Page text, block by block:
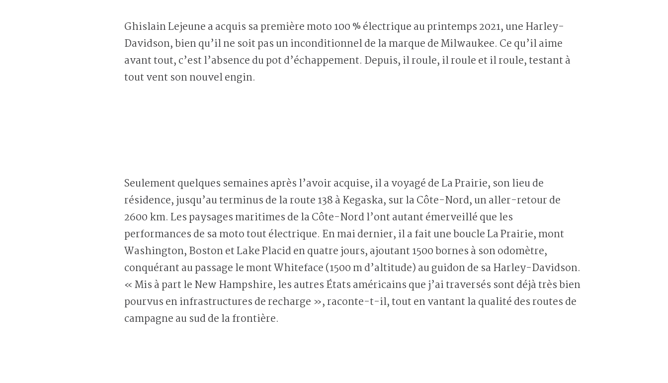
Ghislain Lejeune a acquis sa première moto 100 % électrique au printemps 2021, une Harley-
Davidson, bien qu’il ne soit pas un inconditionnel de la marque de Milwaukee. Ce qu’il aime
avant tout, c’est l’absence du pot d’échappement. Depuis, il roule, il roule et il roule, testant à
tout vent son nouvel engin.
Seulement quelques semaines après l’avoir acquise, il a voyagé de La Prairie, son lieu de
résidence, jusqu’au terminus de la route 138 à Kegaska, sur la Côte-Nord, un aller-retour de
2600 km. Les paysages maritimes de la Côte-Nord l’ont autant émerveillé que les
performances de sa moto tout électrique. En mai dernier, il a fait une boucle La Prairie, mont
Washington, Boston et Lake Placid en quatre jours, ajoutant 1500 bornes à son odomètre,
conquérant au passage le mont Whiteface (1500 m d’altitude) au guidon de sa Harley-Davidson.
« Mis à part le New Hampshire, les autres États américains que j’ai traversés sont déjà très bien
pourvus en infrastructures de recharge », raconte-t-il, tout en vantant la qualité des routes de
campagne au sud de la frontière.